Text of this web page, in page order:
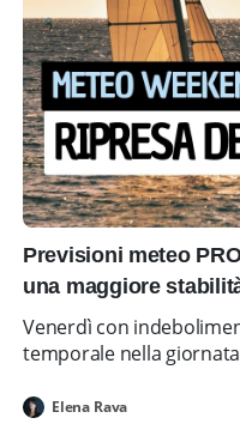
Previsioni meteo
una maggiore
Venerdì con
temporale nella
Elena Rava